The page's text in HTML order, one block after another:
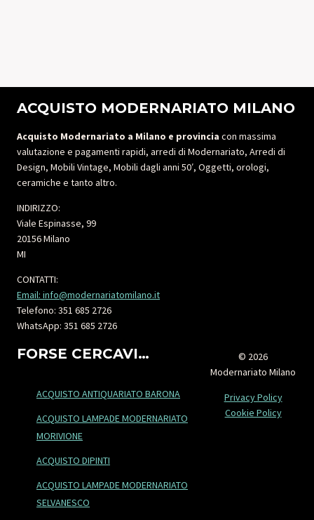
ACQUISTO MODERNARIATO MILANO
Acquisto Modernariato a Milano e provincia con massima
valutazione e pagamenti rapidi, arredi di Modernariato, Arredi di
Design, Mobili Vintage, Mobili dagli anni 50′, Oggetti, orologi,
ceramiche e tanto altro.
INDIRIZZO:
Viale Espinasse, 99
20156 Milano
MI
CONTATTI:
Email: info@modernariatomilano.it
Telefono: 351 685 2726
WhatsApp: 351 685 2726
FORSE CERCAVI…
ACQUISTO ANTIQUARIATO BARONA
ACQUISTO LAMPADE MODERNARIATO
MORIVIONE
ACQUISTO DIPINTI
ACQUISTO LAMPADE MODERNARIATO
SELVANESCO
© 2026
Modernariato Milano
Privacy Policy
Cookie Policy